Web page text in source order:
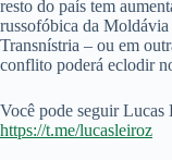
resto do país tem
russofóbica da Moldávia
Transnístria – ou em
conflito poderá eclodir
Você pode seguir Lucas
https://t.me/lucasleiroz